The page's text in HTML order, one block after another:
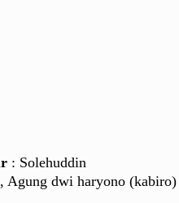
: Solehuddin
, Agung dwi haryono